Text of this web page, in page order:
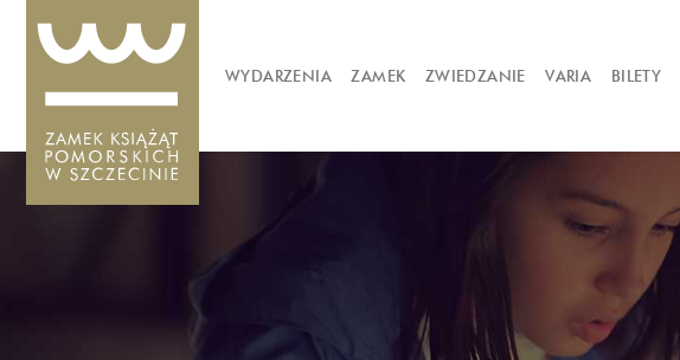
WYDARZENIA ZAMEK ZWIEDZANIE VARIA BILETY